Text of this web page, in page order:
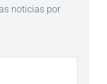
noticias por